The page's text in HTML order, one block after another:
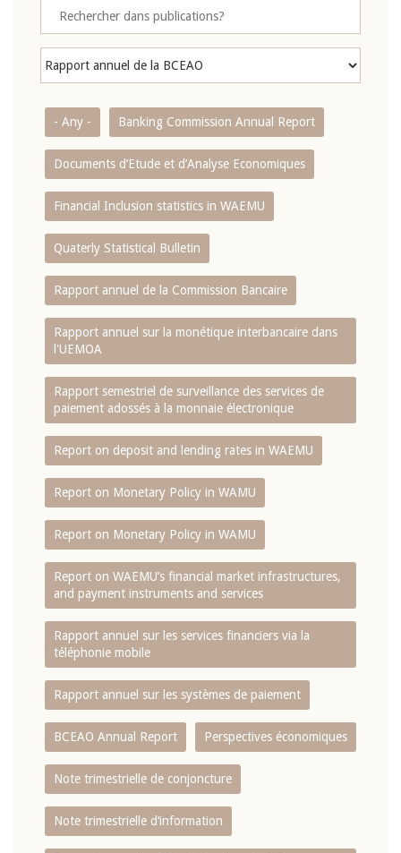
- Any - Banking Commission Annual Report
Documents d’Etude et d’Analyse Economiques
Financial Inclusion statistics in WAEMU
Quaterly Statistical Bulletin
Rapport annuel de la Commission Bancaire
Rapport annuel sur la monétique interbancaire dans
l'UEMOA
Rapport semestriel de surveillance des services de
paiement adossés à la monnaie électronique
Report on deposit and lending rates in WAEMU
Report on Monetary Policy in WAMU
Report on Monetary Policy in WAMU
Report on WAEMU’s financial market infrastructures,
and payment instruments and services
Rapport annuel sur les services financiers via la
téléphonie mobile
Rapport annuel sur les systèmes de paiement
BCEAO Annual Report Perspectives économiques
Note trimestrielle de conjoncture
Note trimestrielle d‘information